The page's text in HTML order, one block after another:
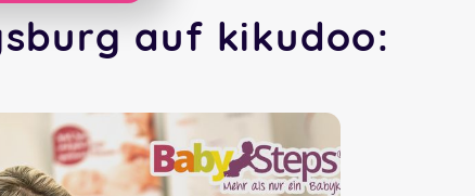
auf kikudoo: